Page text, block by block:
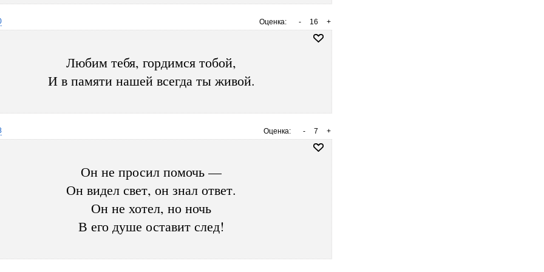
Оценка: +
16
-
Любим тебя, гордимся тобой,
И в памяти нашей всегда ты живой.
Оценка: +
7
-
Он не просил помочь —
Он видел свет, он знал ответ.
Он не хотел, но ночь
В его душе оставит след!